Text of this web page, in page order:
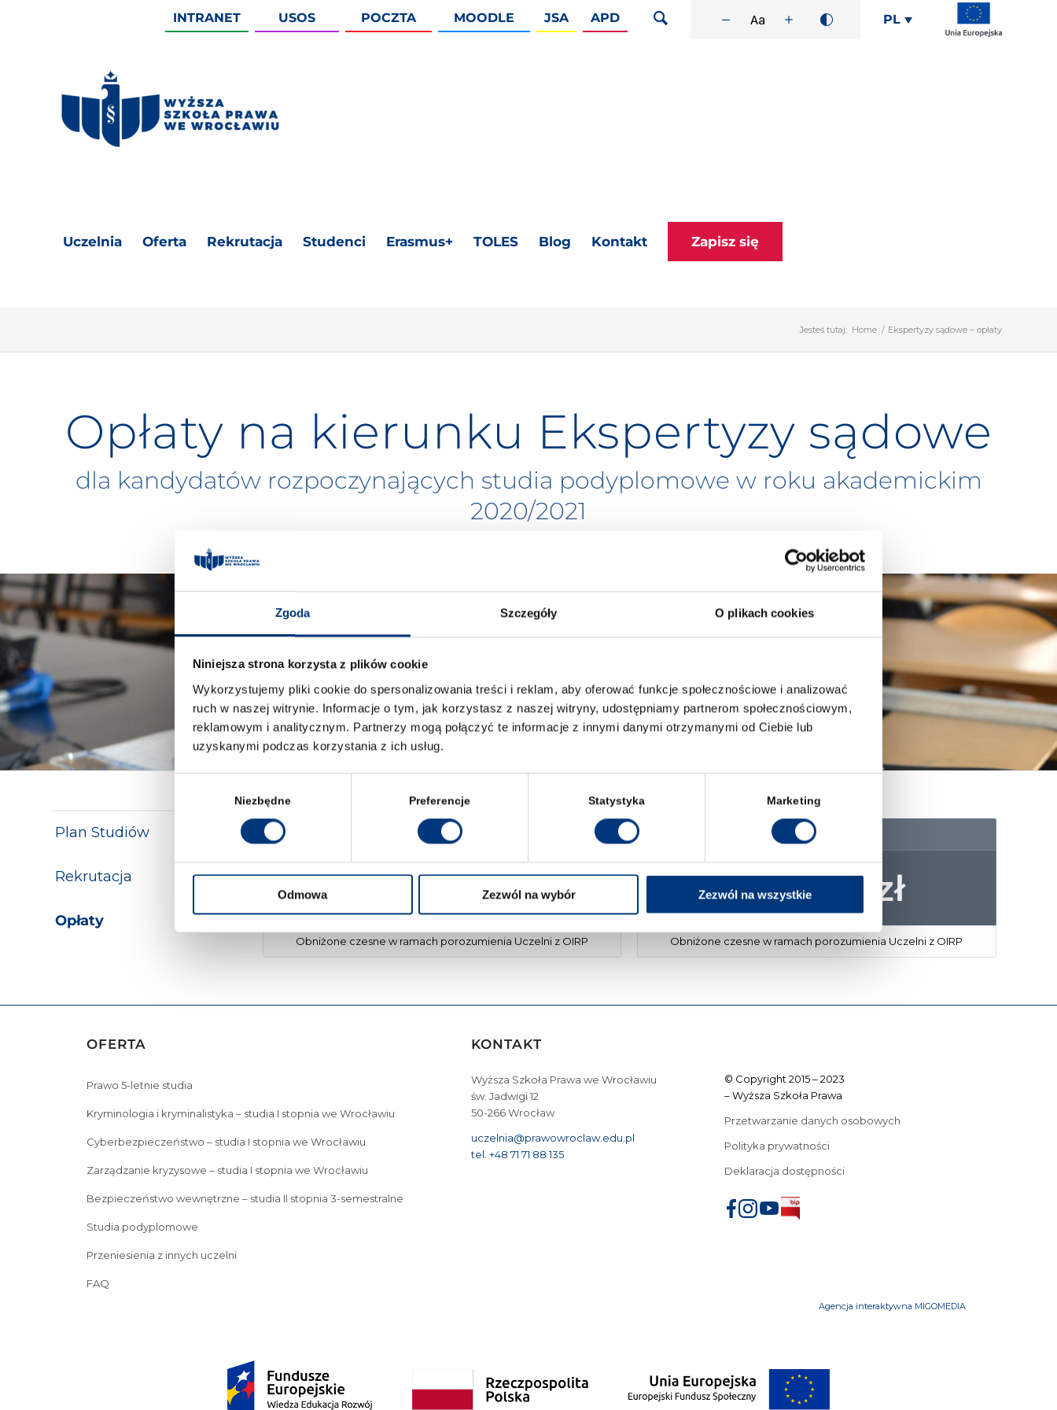
Zgoda Szczegóły O plikach cookies
Niniejsza strona korzysta z plików cookie
Wykorzystujemy pliki cookie do spersonalizowania treści i reklam, aby oferować funkcje społecznościowe i analizować
ruch w naszej witrynie. Informacje o tym, jak korzystasz z naszej witryny, udostępniamy partnerom społecznościowym,
reklamowym i analitycznym. Partnerzy mogą połączyć te informacje z innymi danymi otrzymanymi od Ciebie lub
uzyskanymi podczas korzystania z ich usług.
Niezbędne Preferencje Statystyka Marketing
Odmowa Zezwól na wybór Zezwól na wszystkie
INTRANET USOS POCZTA MOODLE JSA APD PL
Uczelnia Oferta Rekrutacja Studenci Erasmus+ TOLES Blog Kontakt Zapisz się
Jesteś tutaj: Home / Ekspertyzy sądowe – opłaty
Opłaty na kierunku Ekspertyzy sądowe
dla kandydatów rozpoczynających studia podyplomowe w roku akademickim
2020/2021
Plan Studiów
Rekrutacja
Opłaty
Wpłata jednorazowa
3500 zł
Obniżone czesne w ramach porozumienia Uczelni z OIRP
Wpłata semestralna
2 x 1750 zł
Obniżone czesne w ramach porozumienia Uczelni z OIRP
OFERTA
Prawo 5-letnie studia
Kryminologia i kryminalistyka – studia I stopnia we Wrocławiu
Cyberbezpieczeństwo – studia I stopnia we Wrocławiu
Zarządzanie kryzysowe – studia I stopnia we Wrocławiu
Bezpieczeństwo wewnętrzne – studia II stopnia 3-semestralne
Studia podyplomowe
Przeniesienia z innych uczelni
FAQ
KONTAKT
Wyższa Szkoła Prawa we Wrocławiu
św. Jadwigi 12
50-266 Wrocław
uczelnia@prawowroclaw.edu.pl
tel. +48 71 71 88 135
© Copyright 2015 – 2023
– Wyższa Szkoła Prawa
Przetwarzanie danych osobowych
Polityka prywatności
Deklaracja dostępności
Agencja interaktywna MIGOMEDIA